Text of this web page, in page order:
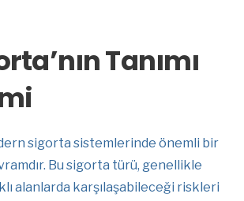
Tanımı
sigorta sistemlerinde önemli bir
Bu sigorta türü, genellikle
alanlarda karşılaşabileceği riskleri